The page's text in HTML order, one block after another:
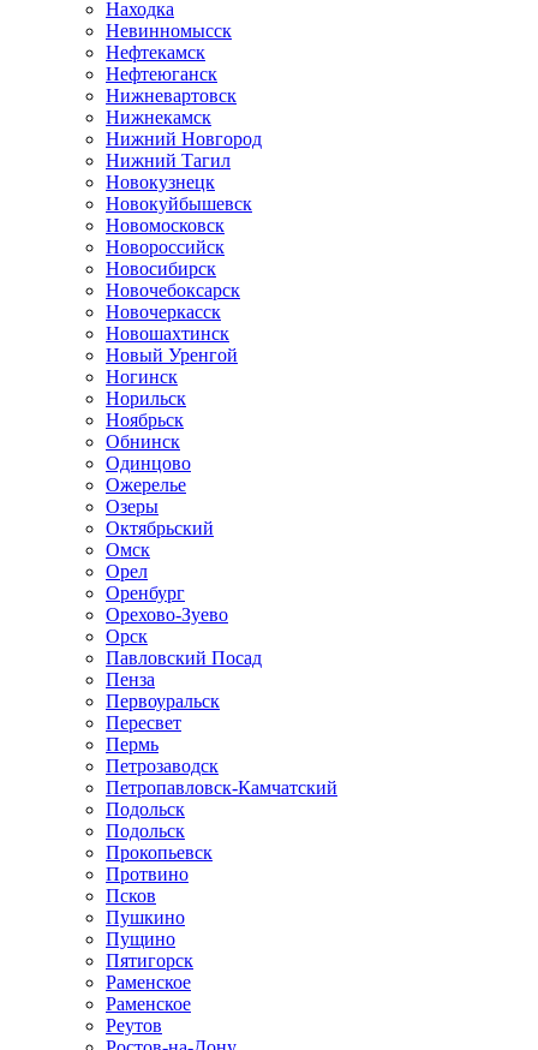
Находка
Невинномысск
Нефтекамск
Нефтеюганск
Нижневартовск
Нижнекамск
Нижний Новгород
Нижний Тагил
Новокузнецк
Новокуйбышевск
Новомосковск
Новороссийск
Новосибирск
Новочебоксарск
Новочеркасск
Новошахтинск
Новый Уренгой
Ногинск
Норильск
Ноябрьск
Обнинск
Одинцово
Ожерелье
Озеры
Октябрьский
Омск
Орел
Оренбург
Орехово-Зуево
Орск
Павловский Посад
Пенза
Первоуральск
Пересвет
Пермь
Петрозаводск
Петропавловск-Камчатский
Подольск
Подольск
Прокопьевск
Протвино
Псков
Пушкино
Пущино
Пятигорск
Раменское
Раменское
Реутов